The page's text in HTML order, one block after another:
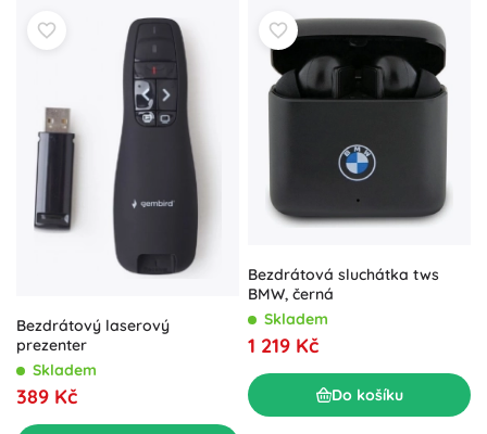
Bezdrátový laserový
prezenter
Skladem
389 Kč
Bezdrátová sluchátka tws
BMW, černá
Skladem
1 219 Kč
Do košíku